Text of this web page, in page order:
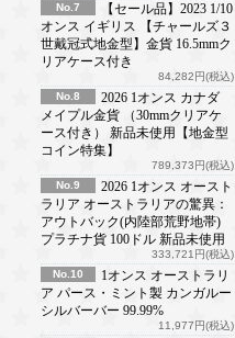
No.7
【セール品】2023 1/10
オンス イギリス 【チャールズ３
世戴冠式地金型】金貨 16.5mmク
リアケース付き
84,282円(税込)
No.8
2026 1オンス カナダ
メイプル金貨 （30mmクリアケ
ース付き） 新品未使用【地金型
コイン特集】
789,373円(税込)
No.9
2026 1オンス オースト
ラリア オーストラリアの驚異：
アウトバック(内陸部荒野地帯)
プラチナ貨 100ドル 新品未使用
333,721円(税込)
No.10
1オンス オーストラリ
ア パース・ミント製 カンガルー
シルバーバー 99.99%
11,977円(税込)